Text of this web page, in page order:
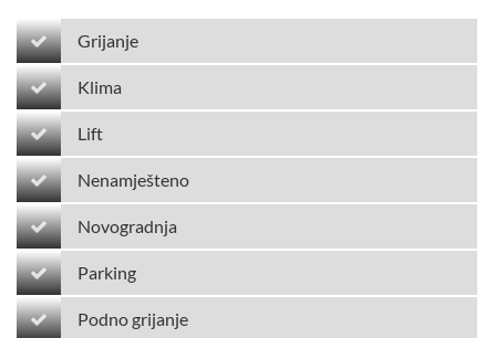
Grijanje
Klima
Lift
Nenamješteno
Novogradnja
Parking
Podno grijanje